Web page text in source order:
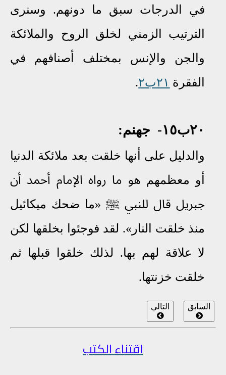
في الدرجات سبق ما دونهم. وسنرى
الترتيب الزمني لخلق الروح والملائكة
والجن والإنس بمختلف أصنافهم في
الفقرة ٢١ب٢ .
٢٠ب١٥- جهنم:
والدليل على أنها خلقت بعد ملائكة الدنيا
أو معظمهم هو ما رواه الإمام أحمد أن
جبريل قال للنبي ﷺ «ما ضحك ميكائيل
منذ خلقت النار». لقد فوجئوا بخلقها لكن
لا علاقة لهم بها. لذلك خلقوا قبلها ثم
خلقت خزنتها.
السابق التالي
اقتناء الكتب